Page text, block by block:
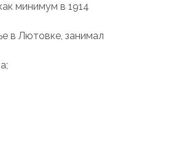
минимум в 1914
в Лютовке, занимал